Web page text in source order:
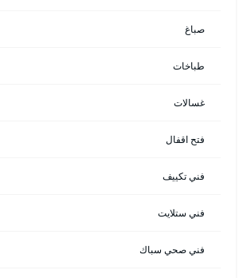
صباغ
طباخات
غسالات
فتح اقفال
فني تكييف
فني ستلايت
فني صحي سباك